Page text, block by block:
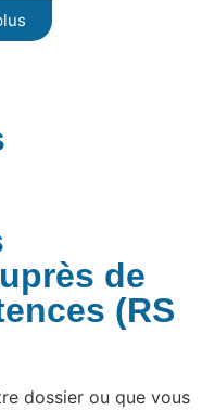
de
(RS
dossier ou que vous